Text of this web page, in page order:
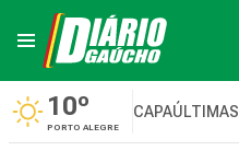
10º
PORTO ALEGRE
CAPAÚLTIMAS